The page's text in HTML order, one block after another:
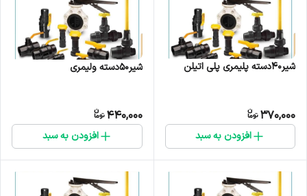
شیر40دسته پلیمری پلی اتیلن
370,000
افزودن به سبد
شیر50دسته ولیمری
440,000
افزودن به سبد